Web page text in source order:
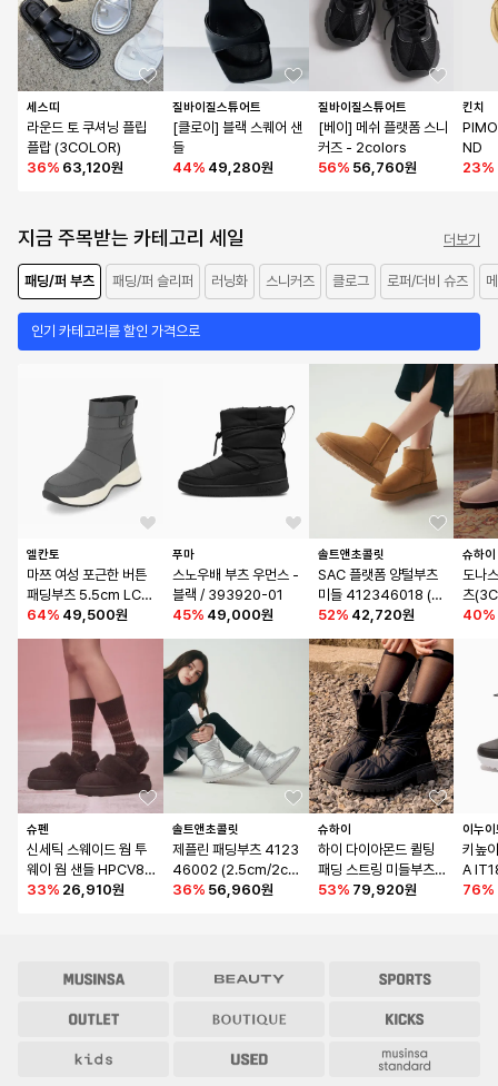
세스띠
라운드 토 쿠셔닝 플립
플랍 (3COLOR)
36% 63,120원
질바이질스튜어트
[클로이] 블랙 스퀘어 샌
들
44% 49,280원
질바이질스튜어트
[베이] 메쉬 플랫폼 스니
커즈 - 2colors
56% 56,760원
킨치
ND
23%
지금 주목받는 카테고리 세일 더보기
패딩/퍼 부츠 패딩/퍼 슬리퍼 러닝화 스니커즈 클로그 로퍼/더비 슈즈
인기 카테고리를 할인 가격으로
엘칸토
마쯔 여성 포근한 버튼
패딩부츠 5.5cm LCW
A42M24V
64% 49,500원
슈펜
신세틱 스웨이드 웜 투
웨이 웜 샌들 HPCV8F
FV02
33% 26,910원
푸마
스노우배 부츠 우먼스 -
블랙 / 393920-01
45% 49,000원
솔트앤초콜릿
제플린 패딩부츠 4123
46002 (2.5cm/2col
ors)
36% 56,960원
솔트앤초콜릿
SAC 플랫폼 양털부츠
미들 412346018 (4c
m)
52% 42,720원
슈하이
하이 다이아몬드 퀼팅
패딩 스트링 미들부츠_
B5559
53% 79,920원
슈하이
도나
츠
40%
이누
키높
A
라운
76%